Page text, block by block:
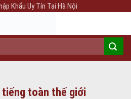
Khẩu Uy Tín Tại Hà Nội
tiếng toàn thế giới